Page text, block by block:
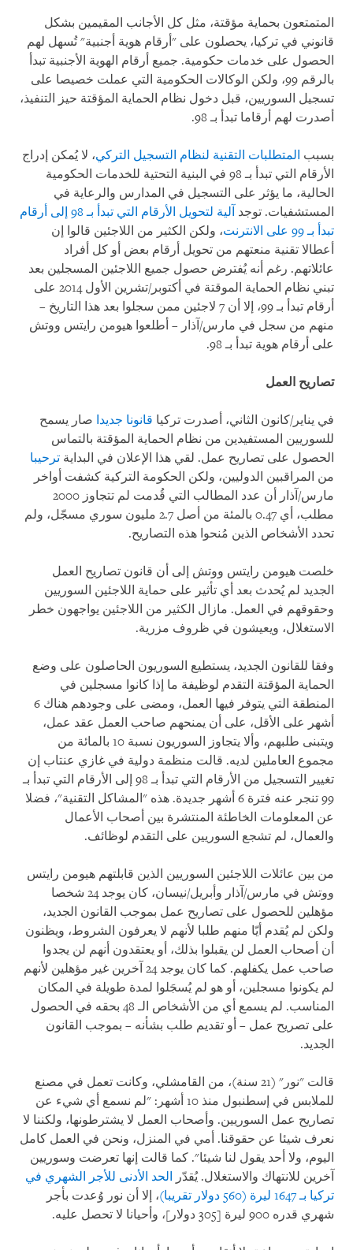
المتمتعون بحماية مؤقتة، مثل كل الأجانب المقيمين بشكل
قانوني في تركيا، يحصلون على "أرقام هوية أجنبية" تُسهل لهم
الحصول على خدمات حكومية. جميع أرقام الهوية الأجنبية تبدأ
بالرقم 99، ولكن الوكالات الحكومية التي عملت خصيصا على
تسجيل السوريين، قبل دخول نظام الحماية المؤقتة حيز التنفيذ،
أصدرت لهم أرقاما تبدأ بـ 98.
بسبب المتطلبات التقنية لنظام التسجيل التركي، لا يُمكن إدراج
الأرقام التي تبدأ بـ 98 في البنية التحتية للخدمات الحكومية
الحالية، ما يؤثر على التسجيل في المدارس والرعاية في
المستشفيات. توجد
آلية لتحويل الأرقام التي تبدأ بـ 98 إلى أرقام
تبدأ بـ 99 على الانترنت
، ولكن الكثير من اللاجئين قالوا إن
أعطالا تقنية منعتهم من تحويل أرقام بعض أو كل أفراد
عائلاتهم. رغم أنه يُفترض حصول جميع اللاجئين المسجلين بعد
تبني نظام الحماية الموقتة في أكتوبر/تشرين الأول 2014 على
أرقام تبدأ بـ 99، إلا أن 7 لاجئين ممن سجلوا بعد هذا التاريخ –
منهم من سجل في مارس/آذار – أطلعوا هيومن رايتس ووتش
على أرقام هوية تبدأ بـ 98.
تصاريح العمل
في يناير/كانون الثاني، أصدرت تركيا قانونا جديدا صار يسمح
للسوريين المستفيدين من نظام الحماية المؤقتة بالتماس
الحصول على تصاريح عمل. لقي هذا الإعلان في البداية ترحيبا
من المراقبين الدوليين، ولكن الحكومة التركية كشفت أواخر
مارس/آذار أن عدد المطالب التي قُدمت لم تتجاوز 2000
مطلب، أي 0.47 بالمئة من أصل 2.7 مليون سوري مسجّل، ولم
تحدد الأشخاص الذين مُنحوا هذه التصاريح.
خلصت هيومن رايتس ووتش إلى أن قانون تصاريح العمل
الجديد لم يُحدث بعد أي تأثير على حماية اللاجئين السوريين
وحقوقهم في العمل. مازال الكثير من اللاجئين يواجهون خطر
الاستغلال، ويعيشون في ظروف مزرية.
وفقا للقانون الجديد، يستطيع السوريون الحاصلون على وضع
الحماية المؤقتة التقدم لوظيفة ما إذا كانوا مسجلين في
المنطقة التي يتوفر فيها العمل، ومضى على وجودهم هناك 6
أشهر على الأقل، على أن يمنحهم صاحب العمل عقد عمل،
ويتبنى طلبهم، وألا يتجاوز السوريون نسبة 10 بالمائة من
مجموع العاملين لديه. قالت منظمة دولية في غازي عنتاب إن
تغيير التسجيل من الأرقام التي تبدأ بـ 98 إلى الأرقام التي تبدأ بـ
99 تنجر عنه فترة 6 أشهر جديدة. هذه "المشاكل التقنية"، فضلا
عن المعلومات الخاطئة المنتشرة بين أصحاب الأعمال
والعمال، لم تشجع السوريين على التقدم لوظائف.
من بين عائلات اللاجئين السوريين الذين قابلتهم هيومن رايتس
ووتش في مارس/آذار وأبريل/نيسان، كان يوجد 24 شخصا
مؤهلين للحصول على تصاريح عمل بموجب القانون الجديد،
ولكن لم يُقدم أيّا منهم طلبا لأنهم لا يعرفون الشروط، ويظنون
أن أصحاب العمل لن يقبلوا بذلك، أو يعتقدون أنهم لن يجدوا
صاحب عمل يكفلهم. كما كان يوجد 24 آخرين غير مؤهلين لأنهم
لم يكونوا مسجلين، أو هو لم يُسجَلوا لمدة طويلة في المكان
المناسب. لم يسمع أي من الأشخاص الـ 48 بحقه في الحصول
على تصريح عمل – أو تقديم طلب بشأنه – بموجب القانون
الجديد.
قالت "نور" (21 سنة)، من القامشلي، وكانت تعمل في مصنع
للملابس في إسطنبول منذ 10 أشهر: "لم نسمع أي شيء عن
تصاريح عمل السوريين. وأصحاب العمل لا يشترطونها، ولكننا لا
نعرف شيئا عن حقوقنا. أمي في المنزل، ونحن في العمل كامل
اليوم، ولا أحد يقول لنا شيئا". كما قالت إنها تعرضت وسوريين
آخرين للانتهاك والاستغلال. يُقدّر الحد الأدنى للأجر الشهري في
تركيا بـ 1647 ليرة (560 دولار تقريبا)
، إلا أن نور وُعدت بأجر
شهري قدره 900 ليرة [305 دولار]، وأحيانا لا تحصل عليه.